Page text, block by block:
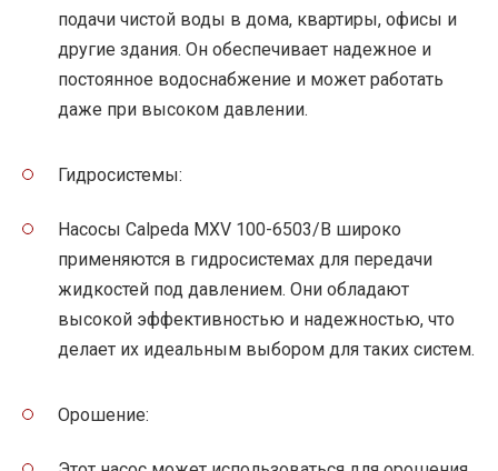
подачи чистой воды в дома, квартиры, офисы и
другие здания. Он обеспечивает надежное и
постоянное водоснабжение и может работать
даже при высоком давлении.
Гидросистемы:
Насосы Calpeda MXV 100-6503/B широко
применяются в гидросистемах для передачи
жидкостей под давлением. Они обладают
высокой эффективностью и надежностью, что
делает их идеальным выбором для таких систем.
Орошение: